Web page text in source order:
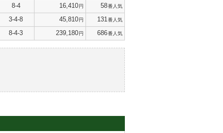
8-4 16,410円 58番人気
3-4-8 45,810円 131 番人気
8-4-3 239,180円 686番人気